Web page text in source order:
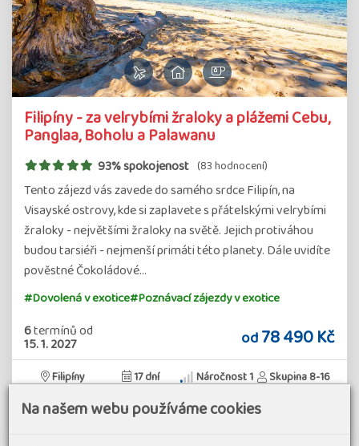
Filipíny - za velrybími žraloky a plážemi Cebu,
Panglaa, Boholu a Palawanu
93% spokojenost (83 hodnocení)
Tento zájezd vás zavede do samého srdce Filipín, na
Visayské ostrovy, kde si zaplavete s přátelskými velrybími
žraloky - největšími žraloky na světě. Jejich protiváhou
budou tarsiéři - nejmenší primáti této planety. Dále uvidíte
pověstné Čokoládové…
#Dovolená v exotice#Poznávací zájezdy v exotice
6termínůod
15. 1. 2027 od78 490 Kč
Filipíny 17 dní Náročnost 1 Skupina 8-16
Detail zájezdu
Na našem webu používáme cookies